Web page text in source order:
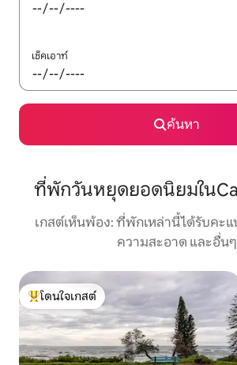
เช็คเอาท์
ค้นหา
ที่พักวันหยุดยอดนิยมใน
เกสต์เห็นพ้อง: ที่พักเหล่านี้ได้รับคะ
ความสะอาด และอื่นๆ
โดนใจเกสต์ที่สุด
โดนใจเกสต์